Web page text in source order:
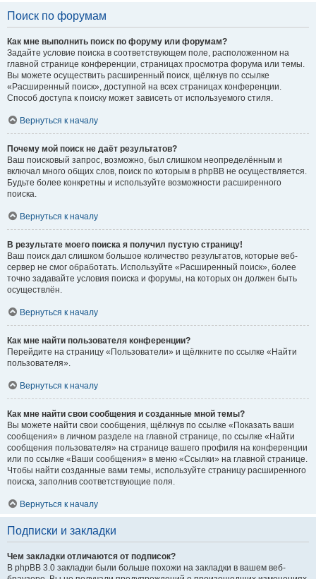
Поиск по форумам
Как мне выполнить поиск по форуму или форумам?
Задайте условие поиска в соответствующем поле, расположенном на
главной странице конференции, страницах просмотра форума или темы.
Вы можете осуществить расширенный поиск, щёлкнув по ссылке
«Расширенный поиск», доступной на всех страницах конференции.
Способ доступа к поиску может зависеть от используемого стиля.
Вернуться к началу
Почему мой поиск не даёт результатов?
Ваш поисковый запрос, возможно, был слишком неопределённым и
включал много общих слов, поиск по которым в phpBB не осуществляется.
Будьте более конкретны и используйте возможности расширенного
поиска.
Вернуться к началу
В результате моего поиска я получил пустую страницу!
Ваш поиск дал слишком большое количество результатов, которые веб-
сервер не смог обработать. Используйте «Расширенный поиск», более
точно задавайте условия поиска и форумы, на которых он должен быть
осуществлён.
Вернуться к началу
Как мне найти пользователя конференции?
Перейдите на страницу «Пользователи» и щёлкните по ссылке «Найти
пользователя».
Вернуться к началу
Как мне найти свои сообщения и созданные мной темы?
Вы можете найти свои сообщения, щёлкнув по ссылке «Показать ваши
сообщения» в личном разделе на главной странице, по ссылке «Найти
сообщения пользователя» на странице вашего профиля на конференции
или по ссылке «Ваши сообщения» в меню «Ссылки» на главной странице.
Чтобы найти созданные вами темы, используйте страницу расширенного
поиска, заполнив соответствующие поля.
Вернуться к началу
Подписки и закладки
Чем закладки отличаются от подписок?
В phpBB 3.0 закладки были больше похожи на закладки в вашем веб-